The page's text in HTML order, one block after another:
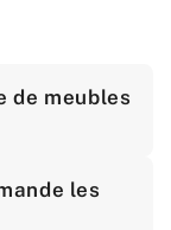
de meubles
les